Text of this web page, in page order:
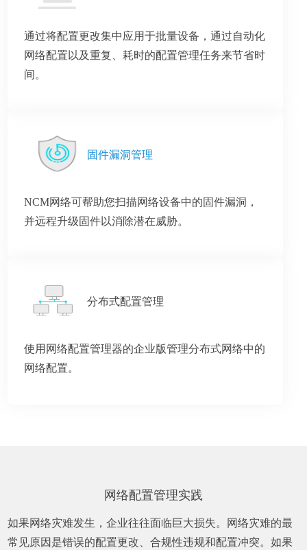
通过将配置更改集中应用于批量设备，通过自动化
网络配置以及重复、耗时的配置管理任务来节省时
间。
固件漏洞管理
NCM网络可帮助您扫描网络设备中的固件漏洞，
并远程升级固件以消除潜在威胁。
分布式配置管理
使用网络配置管理器的企业版管理分布式网络中的
网络配置。
网络配置管理实践
如果网络灾难发生，企业往往面临巨大损失。网络灾难的最
常见原因是错误的配置更改、合规性违规和配置冲突。如果